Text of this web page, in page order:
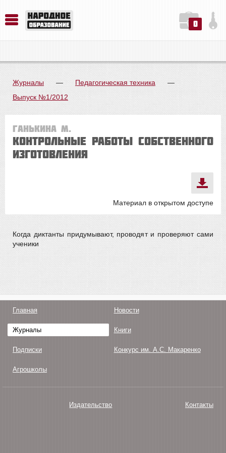
0
Журналы — Педагогическая техника
—
Выпуск №1/2012
Ганькина М.
Контрольные работы собственного
изготовления
Материал в открытом доступе
Когда диктанты придумывают, проводят и проверяют сами
ученики
Главная Новости
Журналы Книги
Подписки Конкурс им. А.С. Макаренко
Агрошколы
Издательство Контакты